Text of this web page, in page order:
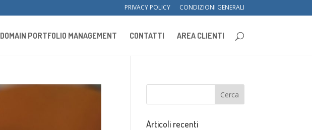
PRIVACY POLICY CONDIZIONI GENERALI
DOMAIN PORTFOLIO MANAGEMENT CONTATTI AREA CLIENTI
Articoli recenti